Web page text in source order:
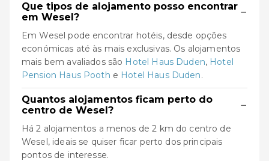
Que tipos de alojamento posso encontrar
em Wesel?
−
Em Wesel pode encontrar hotéis, desde opções
económicas até às mais exclusivas. Os alojamentos
mais bem avaliados são Hotel Haus Duden, Hotel
Pension Haus Pooth e Hotel Haus Duden.
Quantos alojamentos ficam perto do
centro de Wesel?
−
Há 2 alojamentos a menos de 2 km do centro de
Wesel, ideais se quiser ficar perto dos principais
pontos de interesse.